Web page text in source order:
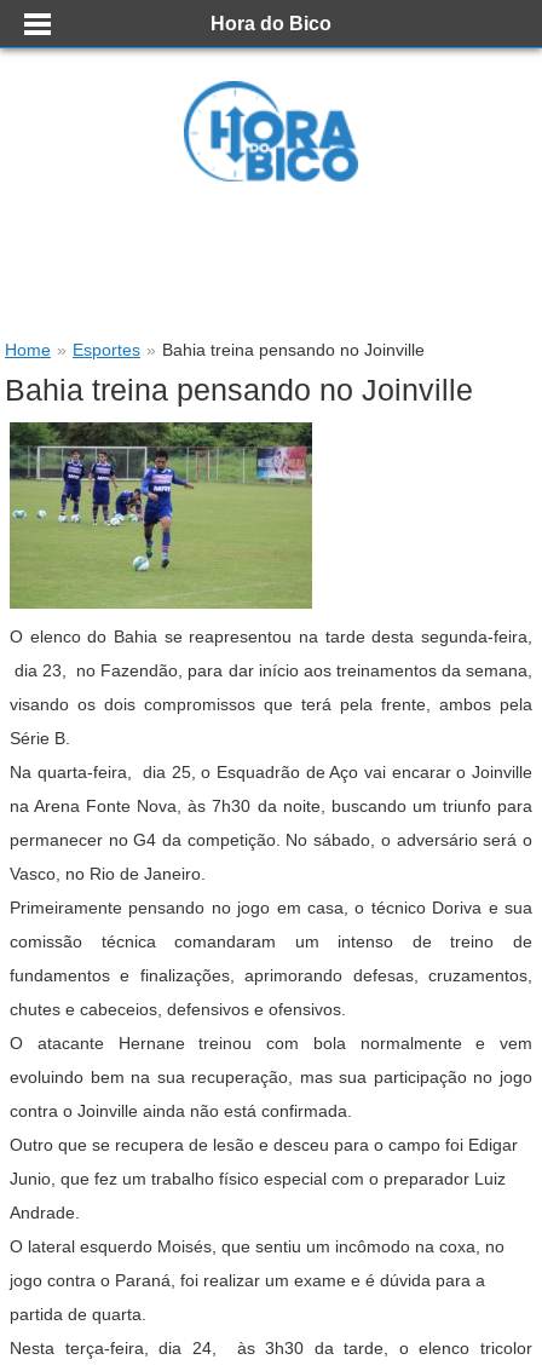
Hora do Bico
Home » Esportes » Bahia treina pensando no Joinville
Bahia treina pensando no Joinville
O elenco do Bahia se reapresentou na tarde desta segunda-feira,
dia 23, no Fazendão, para dar início aos treinamentos da semana,
visando os dois compromissos que terá pela frente, ambos pela
Série B.
Na quarta-feira, dia 25, o Esquadrão de Aço vai encarar o Joinville
na Arena Fonte Nova, às 7h30 da noite, buscando um triunfo para
permanecer no G4 da competição. No sábado, o adversário será o
Vasco, no Rio de Janeiro.
Primeiramente pensando no jogo em casa, o técnico Doriva e sua
comissão técnica comandaram um intenso de treino de
fundamentos e finalizações, aprimorando defesas, cruzamentos,
chutes e cabeceios, defensivos e ofensivos.
O atacante Hernane treinou com bola normalmente e vem
evoluindo bem na sua recuperação, mas sua participação no jogo
contra o Joinville ainda não está confirmada.
Outro que se recupera de lesão e desceu para o campo foi Edigar
Junio, que fez um trabalho físico especial com o preparador Luiz
Andrade.
O lateral esquerdo Moisés, que sentiu um incômodo na coxa, no
jogo contra o Paraná, foi realizar um exame e é dúvida para a
partida de quarta.
Nesta terça-feira, dia 24, às 3h30 da tarde, o elenco tricolor